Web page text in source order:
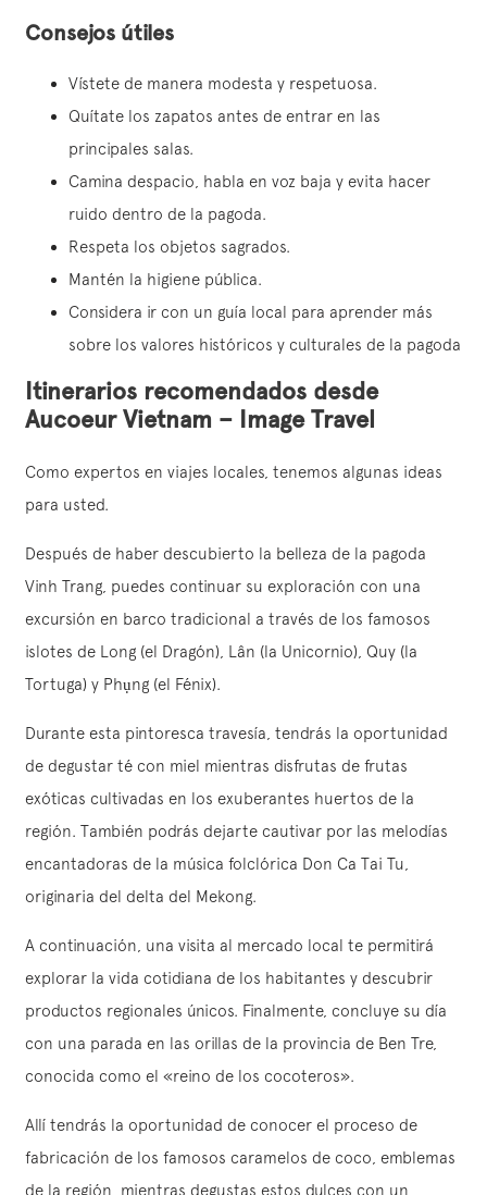
Consejos útiles
Vístete de manera modesta y respetuosa.
Quítate los zapatos antes de entrar en las
principales salas.
Camina despacio, habla en voz baja y evita hacer
ruido dentro de la pagoda.
Respeta los objetos sagrados.
Mantén la higiene pública.
Considera ir con un guía local para aprender más
sobre los valores históricos y culturales de la pagoda
Itinerarios recomendados desde
Aucoeur Vietnam – Image Travel
Como expertos en viajes locales, tenemos algunas ideas
para usted.
Después de haber descubierto la belleza de la pagoda
Vinh Trang, puedes continuar su exploración con una
excursión en barco tradicional a través de los famosos
islotes de Long (el Dragón), Lân (la Unicornio), Quy (la
Tortuga) y Phụng (el Fénix).
Durante esta pintoresca travesía, tendrás la oportunidad
de degustar té con miel mientras disfrutas de frutas
exóticas cultivadas en los exuberantes huertos de la
región. También podrás dejarte cautivar por las melodías
encantadoras de la música folclórica Don Ca Tai Tu,
originaria del delta del Mekong.
A continuación, una visita al mercado local te permitirá
explorar la vida cotidiana de los habitantes y descubrir
productos regionales únicos. Finalmente, concluye su día
con una parada en las orillas de la provincia de Ben Tre,
conocida como el «reino de los cocoteros».
Allí tendrás la oportunidad de conocer el proceso de
fabricación de los famosos caramelos de coco, emblemas
de la región, mientras degustas estos dulces con un